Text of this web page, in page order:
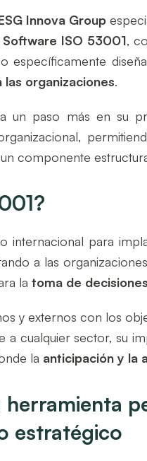
Innova Group
Software ISO 53001,
específicamente
organizaciones.
un paso más en su
componente
internacional para
a las
latoma de
y externos con los
a cualquier sector, su
la anticipación y la
estratégico